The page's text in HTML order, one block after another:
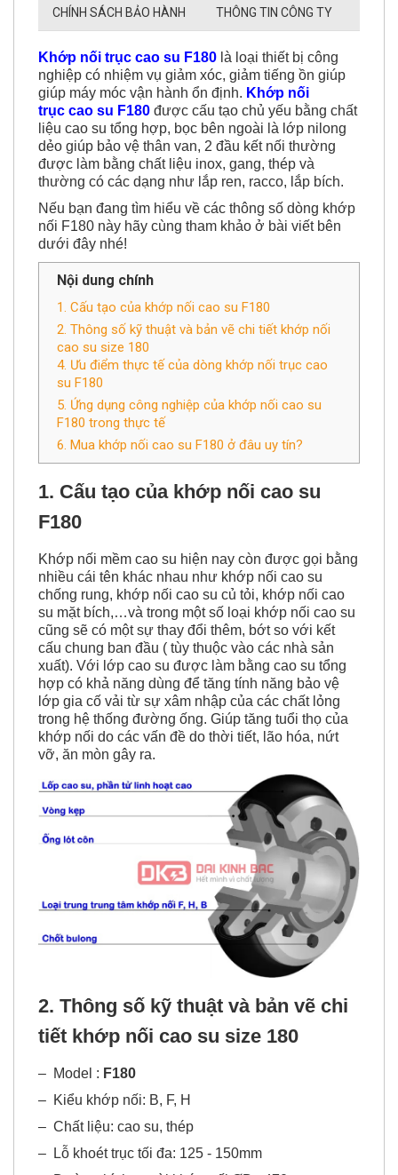
CHÍNH SÁCH BẢO HÀNH THÔNG TIN CÔNG TY
Khớp nối trục cao su F180 là loại thiết bị công
nghiệp có nhiệm vụ giảm xóc, giảm tiếng ồn giúp
giúp máy móc vận hành ổn định. Khớp nối
trục cao su F180 được cấu tạo chủ yếu bằng chất
liệu cao su tổng hợp, bọc bên ngoài là lớp nilong
dẻo giúp bảo vệ thân van, 2 đầu kết nối thường
được làm bằng chất liệu inox, gang, thép và
thường có các dạng như lắp ren, racco, lắp bích.
Nếu bạn đang tìm hiểu về các thông số dòng khớp
nối F180 này hãy cùng tham khảo ở bài viết bên
dưới đây nhé!
Nội dung chính
1. Cấu tạo của khớp nối cao su F180
2. Thông số kỹ thuật và bản vẽ chi tiết khớp nối
cao su size 180
4. Ưu điểm thực tế của dòng khớp nối trục cao
su F180
5. Ứng dụng công nghiệp của khớp nối cao su
F180 trong thực tế
6. Mua khớp nối cao su F180 ở đâu uy tín?
1. Cấu tạo của khớp nối cao su
F180
Khớp nối mềm cao su hiện nay còn được gọi bằng
nhiều cái tên khác nhau như khớp nối cao su
chống rung, khớp nối cao su củ tỏi, khớp nối cao
su mặt bích,…và trong một số loại khớp nối cao su
cũng sẽ có một sự thay đổi thêm, bớt so với kết
cấu chung ban đầu ( tùy thuộc vào các nhà sản
xuất). Với lớp cao su được làm bằng cao su tổng
hợp có khả năng dùng để tăng tính năng bảo vệ
lớp gia cố vải từ sự xâm nhập của các chất lỏng
trong hệ thống đường ống. Giúp tăng tuổi thọ của
khớp nối do các vấn đề do thời tiết, lão hóa, nứt
vỡ, ăn mòn gây ra.
2. Thông số kỹ thuật và bản vẽ chi
tiết khớp nối cao su size 180
– Model : F180
– Kiểu khớp nối: B, F, H
– Chất liệu: cao su, thép
–
Lỗ khoét trục tối đa: 125 - 150mm